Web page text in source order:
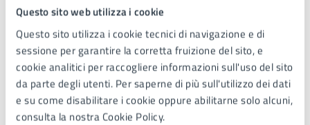
Questo sito web utilizza i cookie
Questo sito utilizza i cookie tecnici di navigazione e di
sessione per garantire la corretta fruizione del sito, e
cookie analitici per raccogliere informazioni sull'uso del sito
da parte degli utenti. Per saperne di più sull'utilizzo dei dati
e su come disabilitare i cookie oppure abilitarne solo alcuni,
consulta la nostra Cookie Policy.
alcune epigrafi all’interno della pavimentazione dell’edificio
parte del pubblico, al momento del rinvenimento, furono
immediatamente recuperati e successivamente restaurati. I
mosaici sono attualmente visitabili presso la sala adiacente
l’Ufficio dell’Azienda di Promozione Turistica, in Piazza Brescia.